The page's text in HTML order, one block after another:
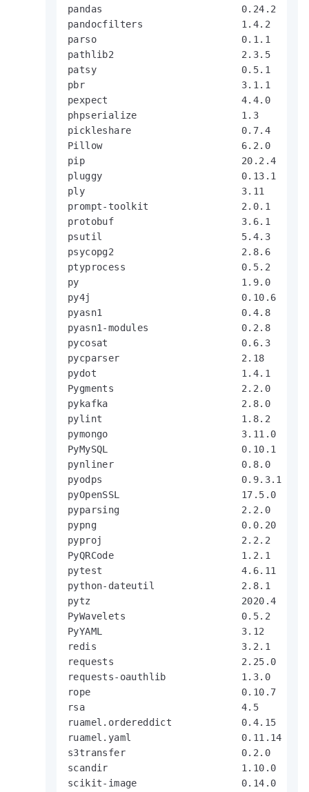
pandas                        0.24.2
pandocfilters                 1.4.2
parso                         0.1.1
pathlib2                      2.3.5
patsy                         0.5.1
pbr                           3.1.1
pexpect                       4.4.0
phpserialize                  1.3
pickleshare                   0.7.4
Pillow                        6.2.0
pip                           20.2.4
pluggy                        0.13.1
ply                           3.11
prompt-toolkit                2.0.1
protobuf                      3.6.1
psutil                        5.4.3
psycopg2                      2.8.6
ptyprocess                    0.5.2
py                            1.9.0
py4j                          0.10.6
pyasn1                        0.4.8
pyasn1-modules                0.2.8
pycosat                       0.6.3
pycparser                     2.18
pydot                         1.4.1
Pygments                      2.2.0
pykafka                       2.8.0
pylint                        1.8.2
pymongo                       3.11.0
PyMySQL                       0.10.1
pynliner                      0.8.0
pyodps                        0.9.3.1
pyOpenSSL                     17.5.0
pyparsing                     2.2.0
pypng                         0.0.20
pyproj                        2.2.2
PyQRCode                      1.2.1
pytest                        4.6.11
python-dateutil               2.8.1
pytz                          2020.4
PyWavelets                    0.5.2
PyYAML                        3.12
redis                         3.2.1
requests                      2.25.0
requests-oauthlib             1.3.0
rope                          0.10.7
rsa                           4.5
ruamel.ordereddict            0.4.15
ruamel.yaml                   0.11.14
s3transfer                    0.2.0
scandir                       1.10.0
scikit-image                  0.14.0